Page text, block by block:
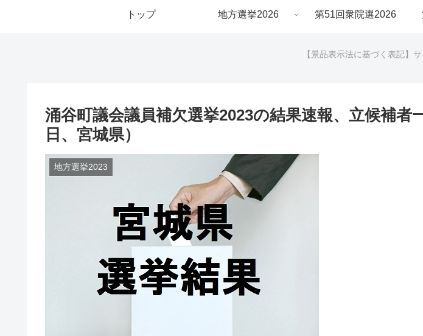
トップ 地方選挙2026 第51回衆院選2026
【景品表示法に基づく表記】
涌谷町議会議員補欠選挙2023の結果速報、立候補者
日、宮城県）
地方選挙2023